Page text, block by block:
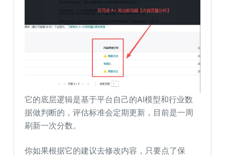
它的底层逻辑是基于平台自己的AI模型和行业数
据做判断的，评估标准会定期更新，目前是一周
刷新一次分数。
你如果根据它的建议去修改内容，只要点了保